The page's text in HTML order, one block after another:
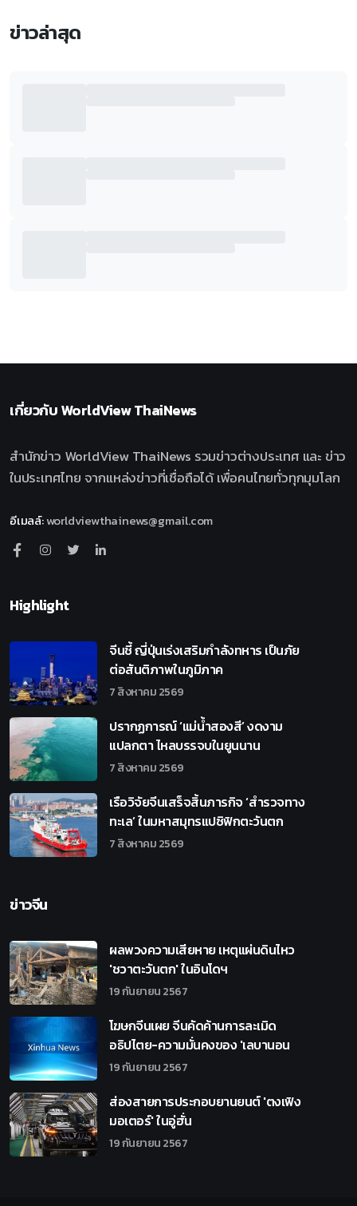
ข่าวล่าสุด
เกี่ยวกับWorldView ThaiNews
สำนักข่าว WorldView ThaiNews รวมข่าวต่างประเทศ และ ข่าว
ในประเทศไทย จากแหล่งข่าวที่เชื่อถือได้ เพื่อคนไทยทั่วทุกมุมโลก
อีเมลล์:worldviewthainews@gmail.com
Highlight
จีนชี้ ญี่ปุ่นเร่งเสริมกำลังทหาร เป็นภัย
ต่อสันติภาพในภูมิภาค
7 สิงหาคม 2569
ปรากฏการณ์ ‘แม่น้ำสองสี’ งดงาม
แปลกตา ไหลบรรจบในยูนนาน
7 สิงหาคม 2569
เรือวิจัยจีนเสร็จสิ้นภารกิจ ‘สำรวจทาง
ทะเล’ ในมหาสมุทรแปซิฟิกตะวันตก
7 สิงหาคม 2569
ข่าวจีน
ผลพวงความเสียหาย เหตุแผ่นดินไหว
'ชวาตะวันตก' ในอินโดฯ
19 กันยายน 2567
โฆษกจีนเผย จีนคัดค้านการละเมิด
อธิปไตย-ความมั่นคงของ 'เลบานอน
19 กันยายน 2567
ส่องสายการประกอบยานยนต์ 'ตงเฟิง
มอเตอร์' ในอู่ฮั่น
19 กันยายน 2567